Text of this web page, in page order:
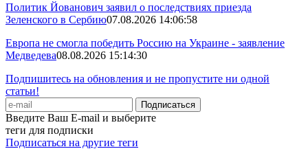
Политик Йованович заявил о последствиях приезда
Зеленского в Сербию07.08.2026 14:06:58
Европа не смогла победить Россию на Украине - заявление
Медведева08.08.2026 15:14:30
Подпишитесь на обновления и не пропустите ни одной
статьи!
Введите Ваш E-mail и выберите
теги для подписки
Подписаться на другие теги